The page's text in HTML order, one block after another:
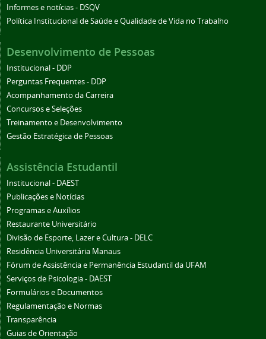
Informes e notícias - DSQV
Política Institucional de Saúde e Qualidade de Vida no Trabalho
Desenvolvimento de Pessoas
Institucional - DDP
Perguntas Frequentes - DDP
Acompanhamento da Carreira
Concursos e Seleções
Treinamento e Desenvolvimento
Gestão Estratégica de Pessoas
Assistência Estudantil
Institucional - DAEST
Publicações e Notícias
Programas e Auxílios
Restaurante Universitário
Divisão de Esporte, Lazer e Cultura - DELC
Residência Universitária Manaus
Fórum de Assistência e Permanência Estudantil da UFAM
Serviços de Psicologia - DAEST
Formulários e Documentos
Regulamentação e Normas
Transparência
Guias de Orientação